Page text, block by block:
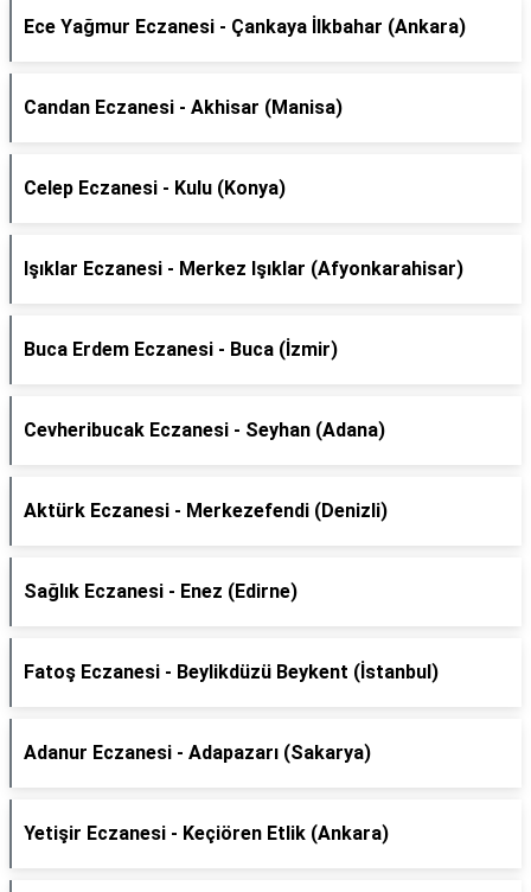
Ece Yağmur Eczanesi - Çankaya İlkbahar (Ankara)
Candan Eczanesi - Akhisar (Manisa)
Celep Eczanesi - Kulu (Konya)
Işıklar Eczanesi - Merkez Işıklar (Afyonkarahisar)
Buca Erdem Eczanesi - Buca (İzmir)
Cevheribucak Eczanesi - Seyhan (Adana)
Aktürk Eczanesi - Merkezefendi (Denizli)
Sağlık Eczanesi - Enez (Edirne)
Fatoş Eczanesi - Beylikdüzü Beykent (İstanbul)
Adanur Eczanesi - Adapazarı (Sakarya)
Yetişir Eczanesi - Keçiören Etlik (Ankara)